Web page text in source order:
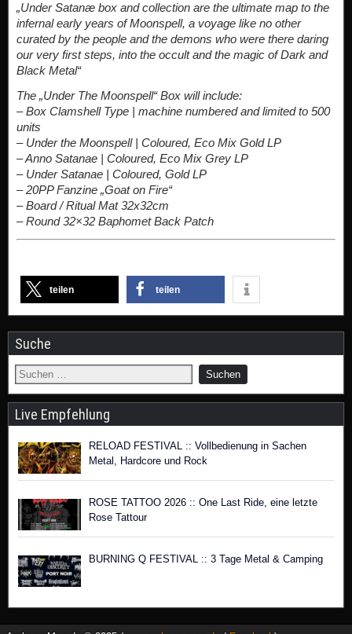
„Under Satanæ box and collection are the ultimate map to the
infernal early years of Moonspell, a voyage like no other
curated by the people and the demons who were there daring
our very first steps, into the occult and the magic of Dark and
Black Metal“
The „Under The Moonspell“ Box will include:
– Box Clamshell Type | machine numbered and limited to 500
units
– Under the Moonspell | Coloured, Eco Mix Gold LP
– Anno Satanae | Coloured, Eco Mix Grey LP
– Under Satanae | Coloured, Gold LP
– 20PP Fanzine „Goat on Fire“
– Board / Ritual Mat 32x32cm
– Round 32×32 Baphomet Back Patch
teilen teilen
Suche
Live Empfehlung
RELOAD FESTIVAL :: Vollbedienung in Sachen
Metal, Hardcore und Rock
ROSE TATTOO 2026 :: One Last Ride, eine letzte
Rose Tattour
BURNING Q FESTIVAL :: 3 Tage Metal & Camping